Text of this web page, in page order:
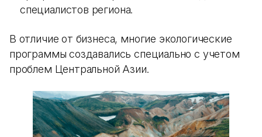
специалистов региона.
В отличие от бизнеса, многие экологические
программы создавались специально с учетом
проблем Центральной Азии.